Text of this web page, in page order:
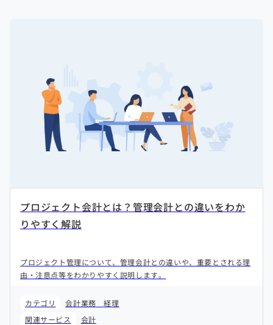
プロジェクト会計とは？管理会計との違いをわか
りやすく解説
プロジェクト管理について、管理会計との違いや、重要とされる理
由・注意点等をわかりやすく説明します。
カテゴリ 会計業務
経理
関連サービス
会計